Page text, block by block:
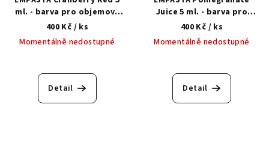
ml. - barva pro objemový
design nehtů
400 Kč / ks
Momentálně nedostupné
Detail
Juice 5 ml. - barva pro
objemový design nehtů
400 Kč / ks
Momentálně nedostupné
Detail